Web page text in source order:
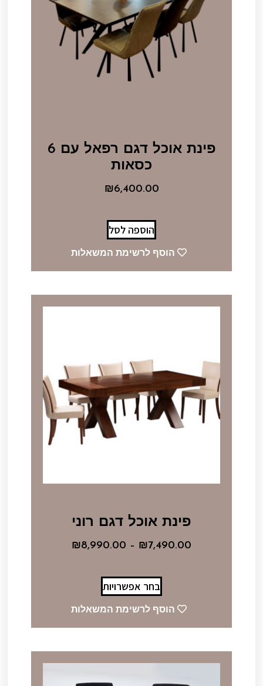
פינת אוכל דגם רפאל עם 6
כסאות
₪6,400.00
הוספה לסל
הוסף לרשימת המשאלות
פינת אוכל דגם רוני
₪7,490.00
–
₪8,990.00
בחר אפשרויות
הוסף לרשימת המשאלות